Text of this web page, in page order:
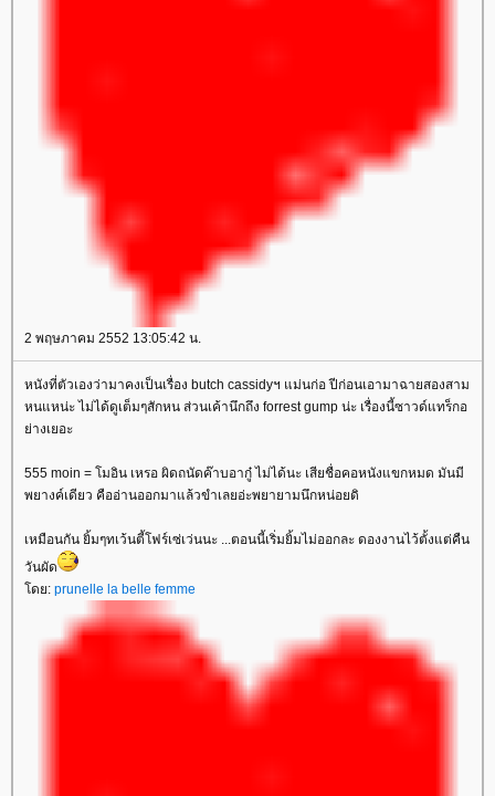
2 พฤษภาคม 2552 13:05:42 น.
หนังที่ตัวเองว่ามาคงเป็นเรื่อง butch cassidyฯ แม่นก่อ ปีก่อนเอามาฉายสองสาม
หนแหน่ะ ไม่ได้ดูเต็มๆสักหน ส่วนเค้านึกถึง forrest gump น่ะ เรื่องนี้ซาวด์แทร็กอ
่างเยอะ
555 moin = โมอิน เหรอ ผิดถนัดค๊าบอากู๋ ไม่ได้นะ เสียชื่อคอหนังแขกหมด มันมี
พยางค์เดียว คืออ่านออกมาแล้วขำเลยอ่ะพยายามนึกหน่อยดิ
เหมือนกัน ยิ้มๆทเว้นตี้โฟร์เซ่เว่นนะ ...ตอนนี้เริ่มยิ้มไม่ออกละ ดองงานไว้ตั้งแต่คืน
วันผัด
ดย: prunelle la belle femme